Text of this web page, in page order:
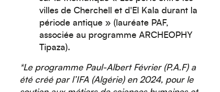
villes de Cherchell et d'El Kala durant la
période antique » (lauréate PAF,
associée au programme ARCHEOPHY
Tipaza).
*Le programme Paul-Albert Février (P.A.F) a
été créé par l’IFA (Algérie) en 2024, pour le